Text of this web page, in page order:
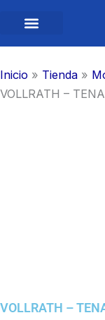
contenido
Inicio » Tienda »
VOLLRATH –
VOLLRATH –